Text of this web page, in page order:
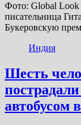
Фото: Global Look
писательница
Букеровскую
Индия
Шесть
автобусом